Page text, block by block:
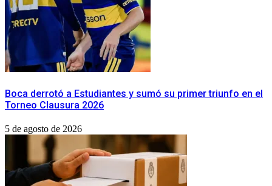
Boca derrotó a Estudiantes y sumó su primer triunfo en el
Torneo Clausura 2026
5 de agosto de 2026